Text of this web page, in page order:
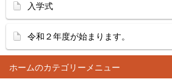
ホーム
入学式
令和２年度が始まります。